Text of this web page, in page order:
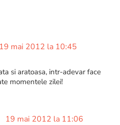
19 mai 2012 la 10:45
si aratoasa, intr-adevar face
momentele zilei!
19 mai 2012 la 11:06